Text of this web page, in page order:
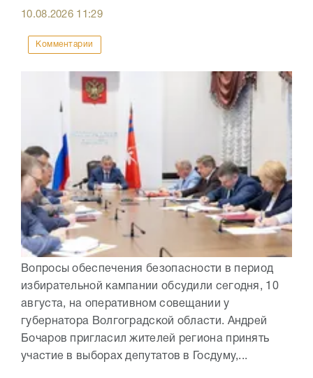
10.08.2026 11:29
Комментарии
Вопросы обеспечения безопасности в период
избирательной кампании обсудили сегодня, 10
августа, на оперативном совещании у
губернатора Волгоградской области. Андрей
Бочаров пригласил жителей региона принять
участие в выборах депутатов в Госдуму,...